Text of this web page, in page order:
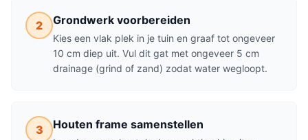
2 Grondwerk voorbereiden
Kies een vlak plek in je tuin en graaf tot ongeveer
10 cm diep uit. Vul dit gat met ongeveer 5 cm
drainage (grind of zand) zodat water wegloopt.
3 Houten frame samenstellen